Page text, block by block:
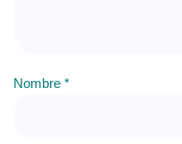
Nombre *